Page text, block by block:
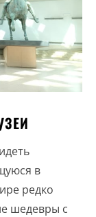
в
редко
шедевры с